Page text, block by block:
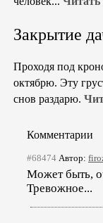
Закрытие
Проходя под
октябрю. Эту
снов раздарю.
Комментарии
#68474 Автор:
Может быть,
Тревожное...